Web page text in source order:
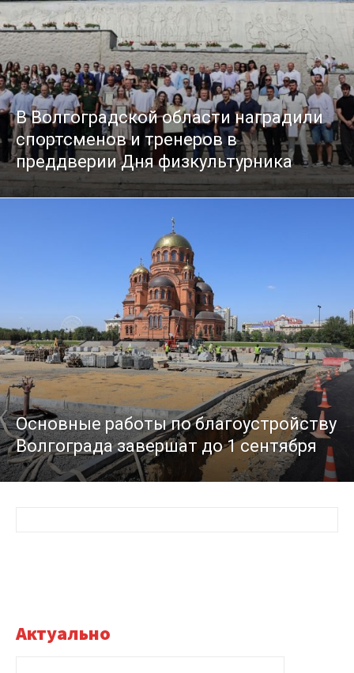
В Волгоградской области наградили
спортсменов и тренеров в
преддверии Дня физкультурника
Основные работы по благоустройству
Волгограда завершат до 1 сентября
Актуально